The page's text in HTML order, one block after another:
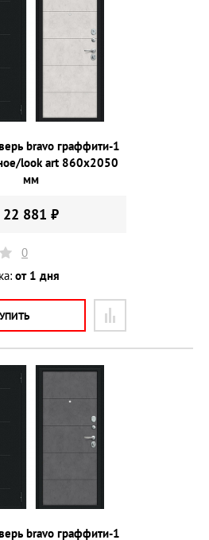
bravo граффити-1
look art 860х2050
мм
22 881 ₽
0
от 1 дня
bravo граффити-1